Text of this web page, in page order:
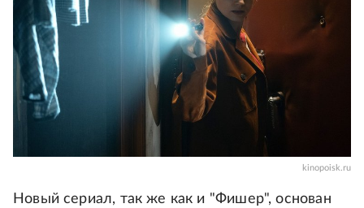
kinopoisk.ru
Новый сериал, так же как и "Фишер", основан